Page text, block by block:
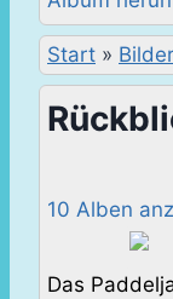
Start »
10 Alben
Das